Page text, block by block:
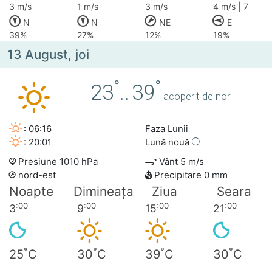
3 m/s
1 m/s 3 m/s
4 m/s | 7
N
N NE
E
39%
27% 12% 19%
13 August, joi
23°.. 39°
acoperit de nori
: 06:16
: 20:01
Faza Lunii
Lună nouă
Presiune 1010 hPa
Vânt 5 m/s
nord-est
Precipitare 0 mm
Noapte Dimineața Ziua Seara
3:00 9:00 15:00 21:00
25°C 30°C 39°C 30°C